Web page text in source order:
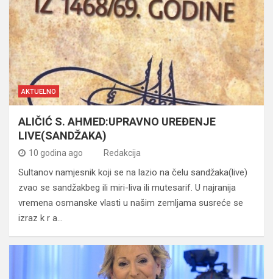
AKTUELNO
ALIČIĆ S. AHMED:UPRAVNO UREĐENJE
LIVE(SANDŽAKA)
10 godina ago Redakcija
Sultanov namjesnik koji se na lazio na čelu sandžaka(live)
zvao se sandžakbeg ili miri-liva ili mutesarif. U najranija
vremena osmanske vlasti u našim zemljama susreće se
izraz k r a…